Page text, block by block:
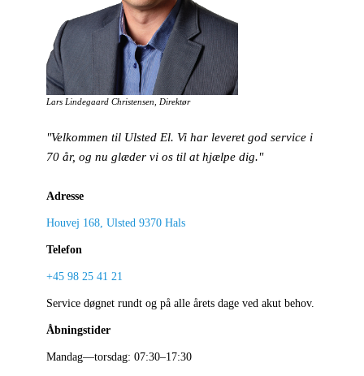
Lars Lindegaard Christensen, Direktør
"Velkommen til Ulsted El. Vi har leveret god service i
70 år, og nu glæder vi os til at hjælpe dig."
Adresse
Houvej 168, Ulsted 9370 Hals
Telefon
+45 98 25 41 21
Service døgnet rundt og på alle årets dage ved akut behov.
Åbningstider
Mandag—torsdag: 07:30–17:30